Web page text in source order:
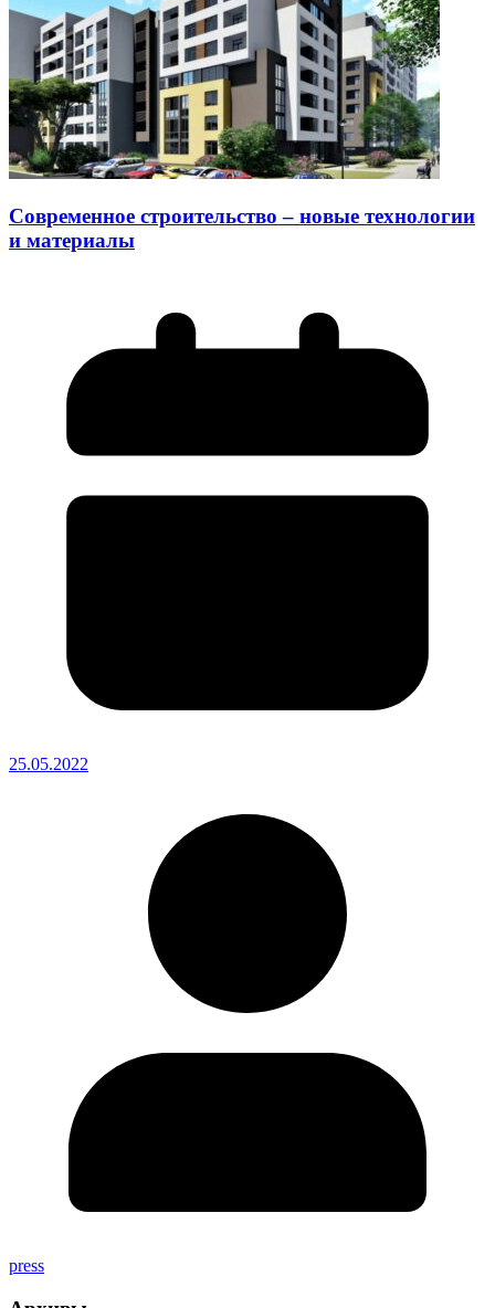
Современное строительство – новые технологии
и материалы
25.05.2022
press